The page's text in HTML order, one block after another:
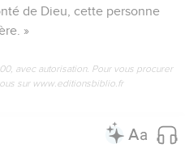
de Dieu, cette personne
»
avec autorisation. Pour vous procurer
sur www.editionsbiblio.fr